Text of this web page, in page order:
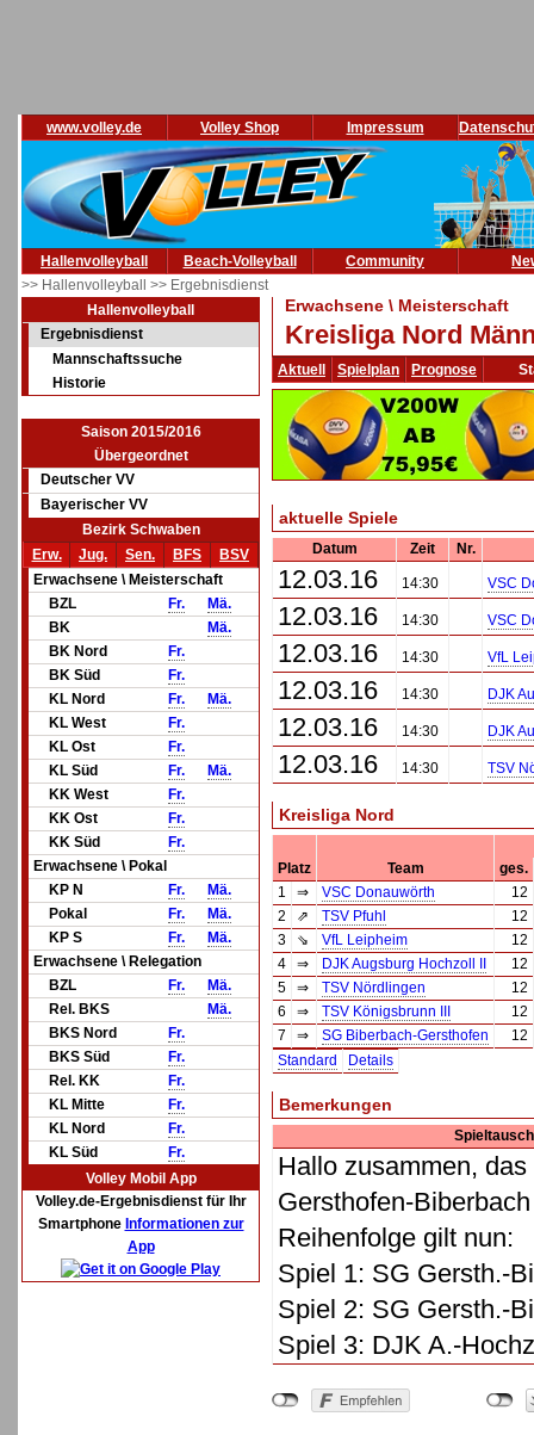
www.volley.de Volley Shop Impressum
Hallenvolleyball Beach-Volleyball Community
>> Hallenvolleyball >> Ergebnisdienst
Hallenvolleyball
Ergebnisdienst
Mannschaftssuche
Historie
Saison 2015/2016
Übergeordnet
Deutscher VV
Bayerischer VV
Bezirk Schwaben
Erw.
Jug. Sen. BFS
BSV
Erwachsene \ Meisterschaft
BZL
Fr.
Mä.
BK
Mä.
BK Nord
Fr.
BK Süd
Fr.
KL Nord
Fr.
Mä.
KL West
Fr.
KL Ost
Fr.
KL Süd
Fr.
Mä.
KK West
Fr.
KK Ost
Fr.
KK Süd
Fr.
Erwachsene \ Pokal
KP N
Fr.
Mä.
Pokal
Fr.
Mä.
KP S
Fr.
Mä.
Erwachsene \ Relegation
BZL
Fr.
Mä.
Rel. BKS
Mä.
BKS Nord
Fr.
BKS Süd
Fr.
Rel. KK
Fr.
KL Mitte
Fr.
KL Nord
Fr.
KL Süd
Fr.
Volley Mobil App
Volley.de-Ergebnisdienst für Ihr
Smartphone Informationen zur
App
Erwachsene \ Meisterschaft
Kreisliga Nord
Aktuell Spielplan Prognose
aktuelle Spiele
Datum Zeit Nr.
12.03.16 14:30 VSC
12.03.16 14:30 VSC
12.03.16 14:30 VfL
12.03.16 14:30 DJK
12.03.16 14:30 DJK
12.03.16 14:30 TSV
Kreisliga Nord
Platz Team
ges.
1
⇒ VSC Donauwörth
12
2
⇗ TSV Pfuhl
12
3
⇘ VfL Leipheim
12
4
⇒ DJK Augsburg Hochzoll II
12
5
⇒ TSV Nördlingen
12
6
⇒ TSV Königsbrunn III
12
7
⇒ SG Biberbach-Gersthofen
12
Standard
Details
Bemerkungen
Hallo zusammen,
Gersthofen-
Reihenfolge gilt nun:
Spiel 1: SG Gersth.-
Spiel 2: SG Gersth.-
Spiel 3: DJK A.-